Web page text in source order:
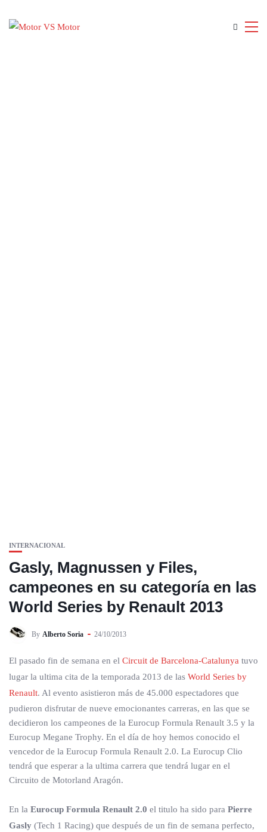
INTERNACIONAL
Gasly, Magnussen y Files,
campeones en su categoría en las
World Series by Renault 2013
By Alberto Soria 24/10/2013
El pasado fin de semana en el Circuit de Barcelona-Catalunya tuvo
lugar la ultima cita de la temporada 2013 de las World Series by
Renault. Al evento asistieron más de 45.000 espectadores que
pudieron disfrutar de nueve emocionantes carreras, en las que se
decidieron los campeones de la Eurocup Formula Renault 3.5 y la
Eurocup Megane Trophy. En el día de hoy hemos conocido el
vencedor de la Eurocup Formula Renault 2.0. La Eurocup Clio
tendrá que esperar a la ultima carrera que tendrá lugar en el
Circuito de Motorland Aragón.
En la Eurocup Formula Renault 2.0 el titulo ha sido para Pierre
Gasly (Tech 1 Racing) que después de un fin de semana perfecto,